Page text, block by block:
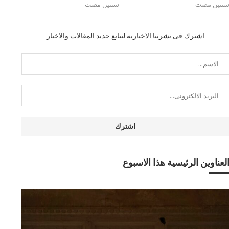
سنتين مضت سنتين مضت
اشترك فى نشرتنا الاخبارية لتتابع جديد المقالات والاخبار
العناوين الرئيسية هذا الاسبوع